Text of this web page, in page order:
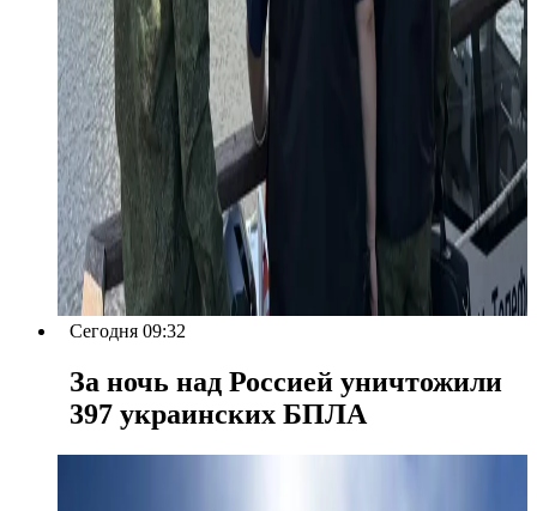
Сегодня 09:32
За ночь над Россией уничтожили
397 украинских БПЛА